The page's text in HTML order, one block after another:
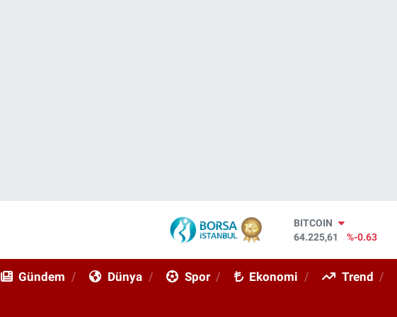
DOLAR
47,6704
%0
STERLİN
Gündem Dünya Spor Ekonomi Trend